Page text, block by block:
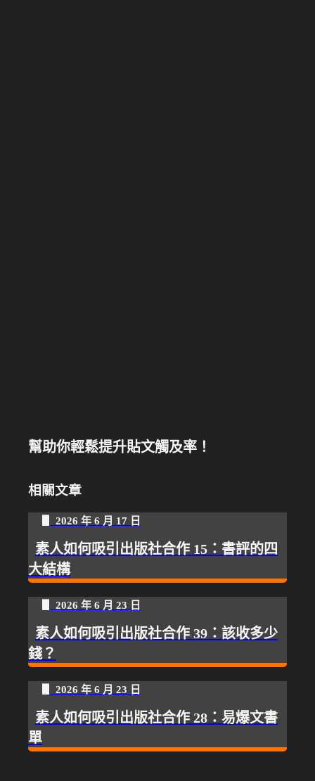
幫助你輕鬆提升貼文觸及率！
相關文章
▋ 2026 年 6 月 17 日
素人如何吸引出版社合作 15：書評的四
大結構
▋ 2026 年 6 月 23 日
素人如何吸引出版社合作 39：該收多少
錢？
▋ 2026 年 6 月 23 日
素人如何吸引出版社合作 28：易爆文書
單